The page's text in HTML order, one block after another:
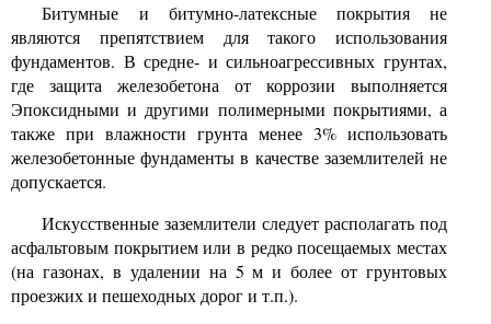
Битумные и битумно-латексные покрытия не
являются препятствием для такого использования
фундаментов. В средне- и сильноагрессивных грунтах,
где защита железобетона от коррозии выполняется
Эпоксидными и другими полимерными покрытиями, а
также при влажности грунта менее 3% использовать
железобетонные фундаменты в качестве заземлителей не
допускается.
Искусственные заземлители следует располагать под
асфальтовым покрытием или в редко посещаемых местах
(на газонах, в удалении на 5 м и более от грунтовых
проезжих и пешеходных дорог и т.п.).